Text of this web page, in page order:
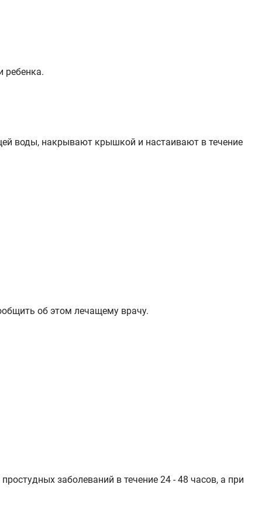
ребенка.
воды, накрывают крышкой и настаивают в течение
об этом лечащему врачу.
заболеваний в течение 24 - 48 часов, а при